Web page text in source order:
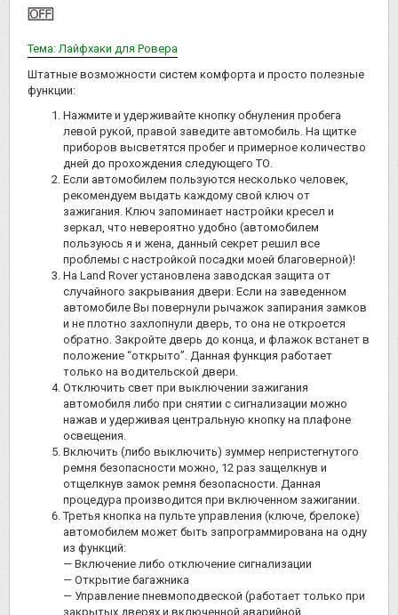
Тема: Лайфхаки для Ровера
Штатные возможности систем комфорта и просто полезные
функции:
Нажмите и удерживайте кнопку обнуления пробега
левой рукой, правой заведите автомобиль. На щитке
приборов высветятся пробег и примерное количество
дней до прохождения следующего ТО.
Если автомобилем пользуются несколько человек,
рекомендуем выдать каждому свой ключ от
зажигания. Ключ запоминает настройки кресел и
зеркал, что невероятно удобно (автомобилем
пользуюсь я и жена, данный секрет решил все
проблемы с настройкой посадки моей благоверной)!
На Land Rover установлена заводская защита от
случайного закрывания двери. Если на заведенном
автомобиле Вы повернули рычажок запирания замков
и не плотно захлопнули дверь, то она не откроется
обратно. Закройте дверь до конца, и флажок встанет в
положение “открыто”. Данная функция работает
только на водительской двери.
Отключить свет при выключении зажигания
автомобиля либо при снятии с сигнализации можно
нажав и удерживая центральную кнопку на плафоне
освещения.
Включить (либо выключить) зуммер непристегнутого
ремня безопасности можно, 12 раз защелкнув и
отщелкнув замок ремня безопасности. Данная
процедура производится при включенном зажигании.
Третья кнопка на пульте управления (ключе, брелоке)
автомобилем может быть запрограммирована на одну
из функций:
— Включение либо отключение сигнализации
— Открытие багажника
— Управление пневмоподвеской (работает только при
закрытых дверях и включенной аварийной